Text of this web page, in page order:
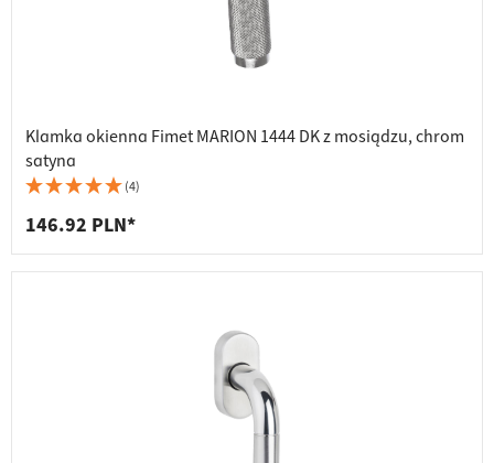
Klamka okienna Fimet MARION 1444 DK z mosiądzu, chrom
satyna
(4)
146.92 PLN*